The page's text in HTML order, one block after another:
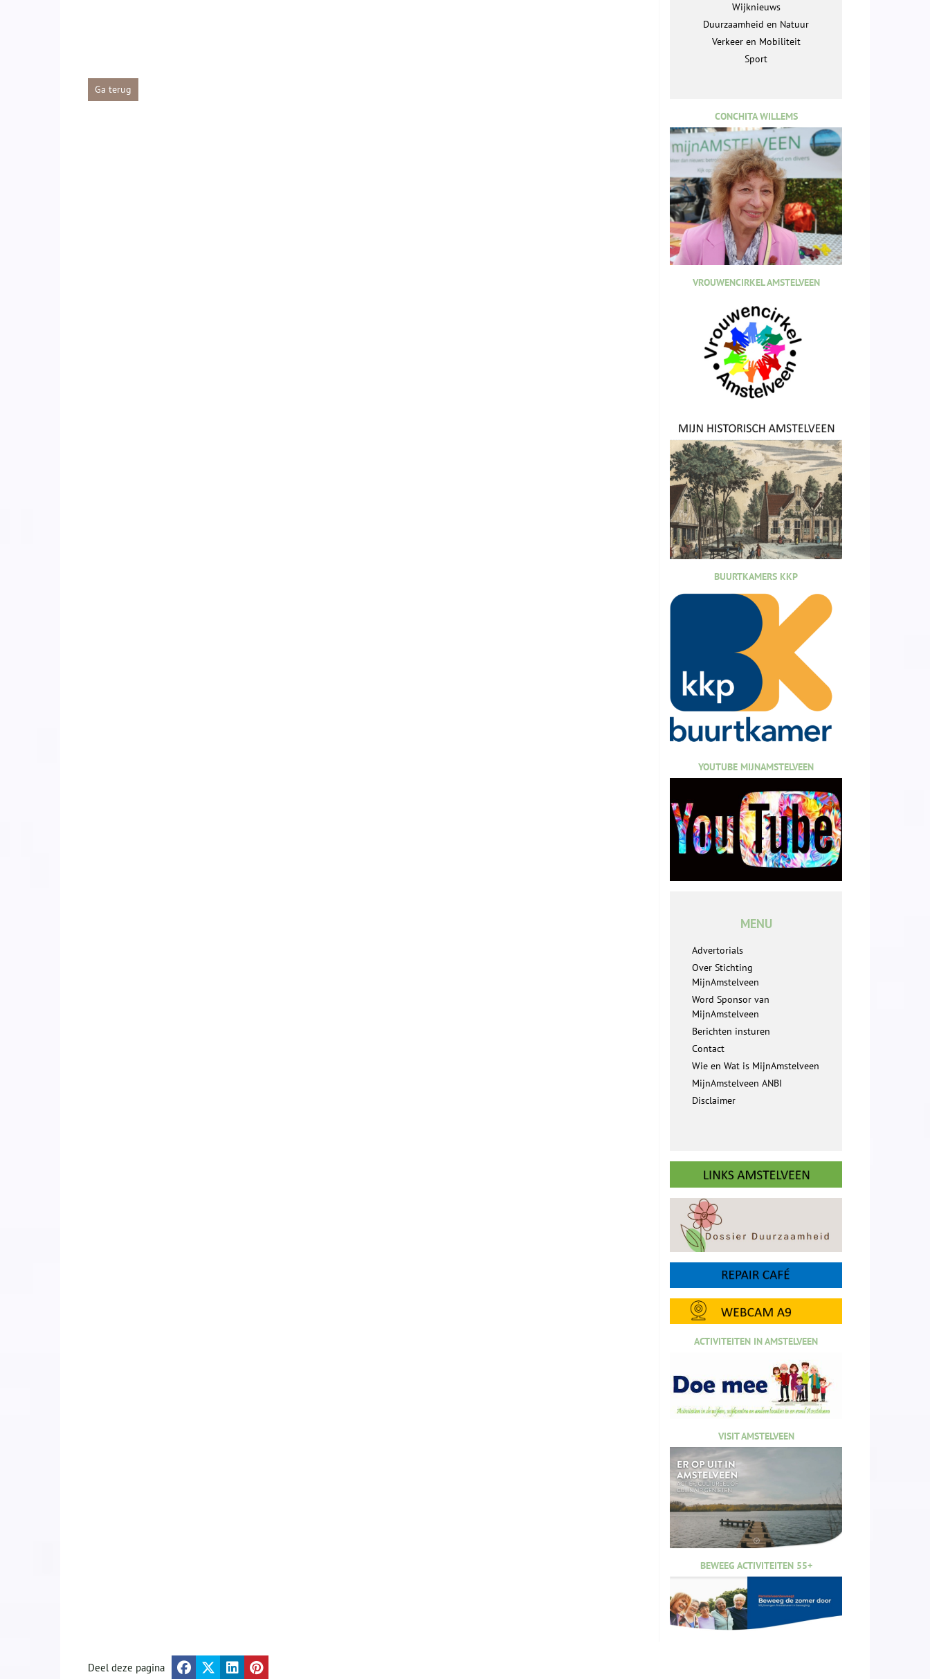
Ga terug
Wijknieuws
Duurzaamheid en Natuur
Verkeer en Mobiliteit
Sport
CONCHITA WILLEMS
VROUWENCIRKEL AMSTELVEEN
BUURTKAMERS KKP
YOUTUBE MIJNAMSTELVEEN
MENU
Advertorials
Over Stichting
MijnAmstelveen
Word Sponsor van
MijnAmstelveen
Berichten insturen
Contact
Wie en Wat is MijnAmstelveen
MijnAmstelveen ANBI
Disclaimer
ACTIVITEITEN IN AMSTELVEEN
VISIT AMSTELVEEN
BEWEEG ACTIVITEITEN 55+
Deel deze pagina